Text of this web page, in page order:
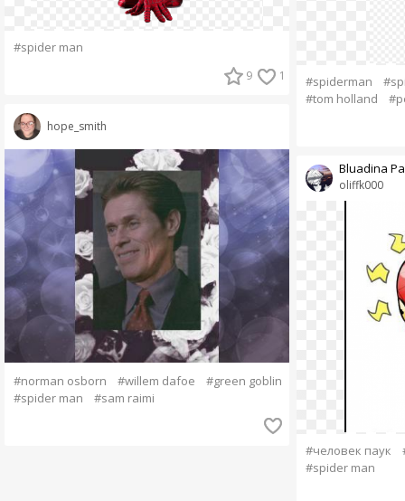
#spider man
9 1
hope_smith
#norman osborn #willem dafoe
#green goblin
#spider man
#sam raimi
#spiderman
#tom holland
oliffk000
Bluadina
#человек паук
#spider man